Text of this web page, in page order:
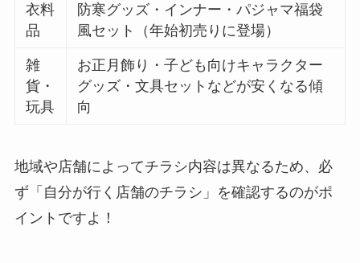
衣料
品
防寒グッズ・インナー・パジャマ福袋
風セット（年始初売りに登場）
雑
貨・
玩具
お正月飾り・子ども向けキャラクター
グッズ・文具セットなどが安くなる傾
向
地域や店舗によってチラシ内容は異なるため、必
ず「自分が行く店舗のチラシ」を確認するのがポ
イントですよ！